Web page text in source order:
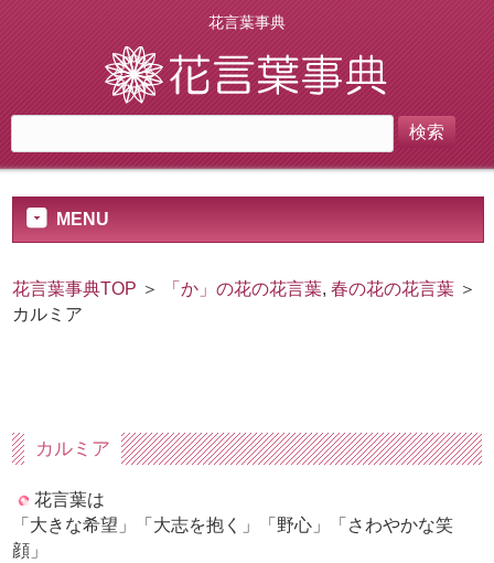
花言葉事典
MENU
花言葉事典TOP ＞ 「か」の花の花言葉,春の花の花言葉 ＞
カルミア
カルミア
花言葉は
「大きな希望」「大志を抱く」「野心」「さわやかな笑
顔」